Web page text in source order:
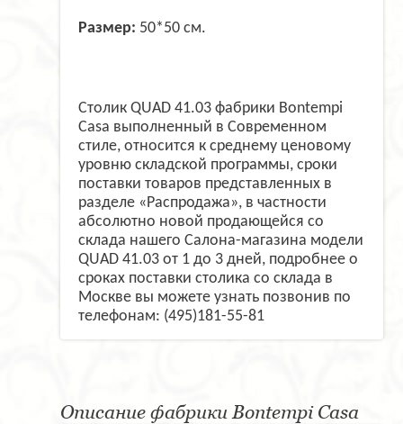
Размер: 50*50 см.
Столик QUAD 41.03 фабрики Bontempi
Casa выполненный в Современном
стиле, относится к среднему ценовому
уровню складской программы, сроки
поставки товаров представленных в
разделе «Распродажа», в частности
абсолютно новой продающейся со
склада нашего Салона-магазина модели
QUAD 41.03 от 1 до 3 дней, подробнее о
сроках поставки столика со склада в
Москве вы можете узнать позвонив по
телефонам: (495)181-55-81
Описание фабрики Bontempi Casa